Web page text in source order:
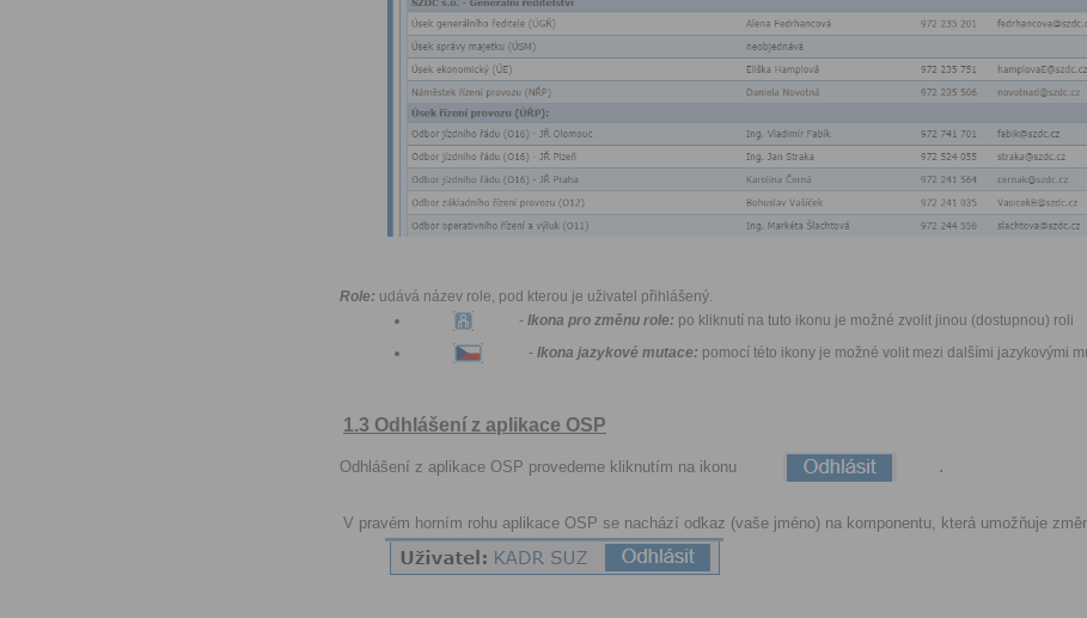
Role: udává název role, pod kterou je uživatel přihlášený.
- Ikona pro změnu role: po kliknutí na tuto ikonu je možné zvolit jinou (dostupnou) roli
- Ikona jazykové mutace: pomocí této ikony je možné volit mezi dalšími jazykovými
1.3 Odhlášení z aplikace OSP
Odhlášení z aplikace OSP provedeme kliknutím na ikonu .
V pravém horním rohu aplikace OSP se nachází odkaz (vaše jméno) na komponentu, která umožňuje